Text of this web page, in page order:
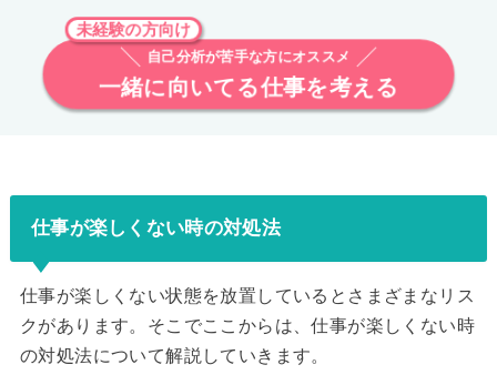
未経験の方向け
自己分析が苦手な方にオススメ
一緒に向いてる仕事を考える
仕事が楽しくない時の対処法
仕事が楽しくない状態を放置しているとさまざまなリス
クがあります。そこでここからは、仕事が楽しくない時
の対処法について解説していきます。